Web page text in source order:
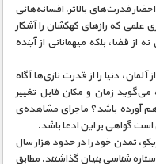
قدرت‌های بالاتر. افسانه‌هائی
علمی که رازهای کهکشان را آشکار
فضا، بلکه میهمانانی از آینده
۱۹۳۰ و پس از فرار از آلمان، دنیا را از قدرت نازی‌ها آگاه
زمان و مکان قابل تغییر
آورده باشد؟ ماجرای مشاهده‌ی
گواهی بر این ادعا باشد.
تمدن خود را در حدود هزار سال
شناسی بنیان گذاشتند. مطابق